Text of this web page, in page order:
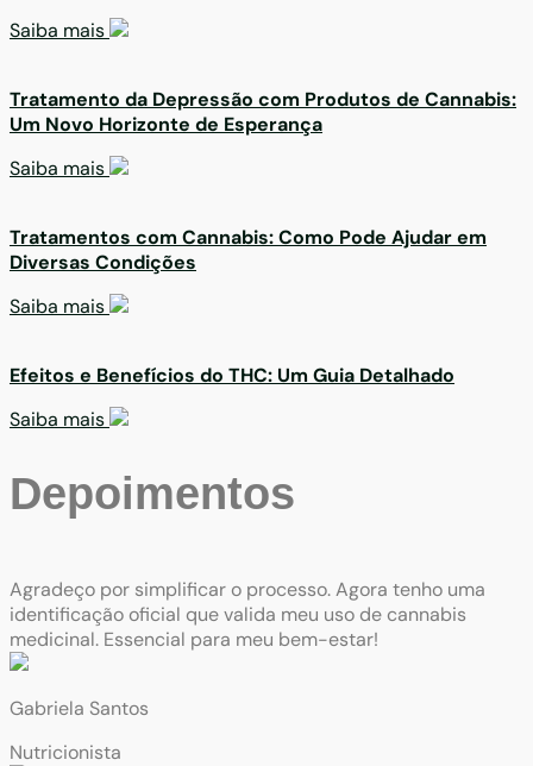
Saiba mais
Tratamento da Depressão com Produtos de Cannabis:
Um Novo Horizonte de Esperança
Saiba mais
Tratamentos com Cannabis: Como Pode Ajudar em
Diversas Condições
Saiba mais
Efeitos e Benefícios do THC: Um Guia Detalhado
Saiba mais
Depoimentos
Agradeço por simplificar o processo. Agora tenho uma
identificação oficial que valida meu uso de cannabis
medicinal. Essencial para meu bem-estar!
Gabriela Santos
Nutricionista